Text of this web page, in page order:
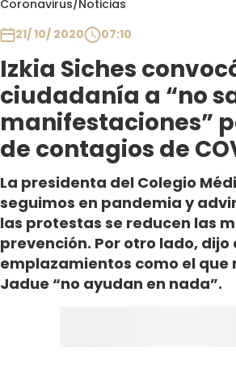
Coronavirus/Noticias
21/ 10/ 2020
07:10
Izkia Siches
ciudadanía a “no
manifestaciones”
de contagios de
La presidenta del Colegio
seguimos en pandemia y
las protestas se reducen las
prevención. Por otro lado, dijo
emplazamientos como el que
Jadue “no ayudan en nada”.
Club De La Comedia
Contigo en Directo
Plan Perfecto
El Tiempo
Sabingo
Todos Los Programas